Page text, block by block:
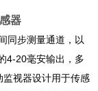
器
同步测量通道，以
4-20毫安输出，多
监视器设计用于传感